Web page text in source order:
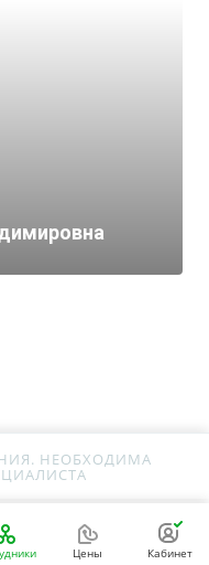
НЕОБХОДИМА
Цены Кабинет